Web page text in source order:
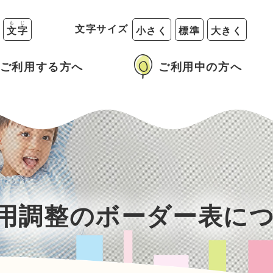
文
も
字
じ
文字サイズ 小さく 標準 大きく
利用する方へ ご利用中の方へ
調整のボーダー表に